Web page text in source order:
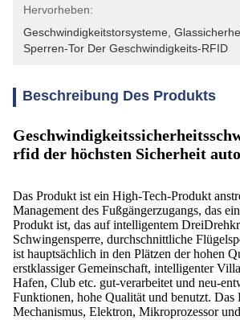
Hervorheben:
Geschwindigkeitstorsysteme
Sperren-Tor Der Geschwindigkeits-RFID
Beschreibung Des Produkts
rfid der höchsten Sicherheit
Das Produkt ist ein High-Tech-Produkt
Management des Fußgängerzugangs, das
Produkt ist, das auf intelligentem
Schwingensperre, durchschnittliche
ist hauptsächlich in den Plätzen der hohen
erstklassiger Gemeinschaft, intelligenter
Hafen, Club etc. gut-verarbeitet und neu-
Funktionen, hohe Qualität und benutzt. Das
Mechanismus, Elektron, Mikroprozessor